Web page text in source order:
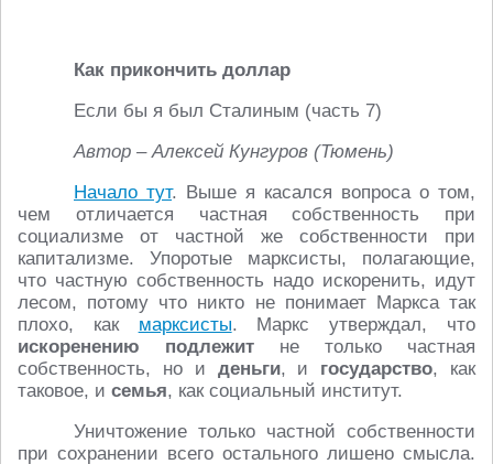
Как прикончить доллар
Если бы я был Сталиным (часть 7)
Автор – Алексей Кунгуров (Тюмень)
Начало тут. Выше я касался вопроса о том,
чем отличается частная собственность при
социализме от частной же собственности при
капитализме. Упоротые марксисты, полагающие,
что частную собственность надо искоренить, идут
лесом, потому что никто не понимает Маркса так
плохо, как марксисты. Маркс утверждал, что
искоренению подлежит не только частная
собственность, но и деньги, и государство, как
таковое, и семья, как социальный институт.
Уничтожение только частной собственности
при сохранении всего остального лишено смысла.